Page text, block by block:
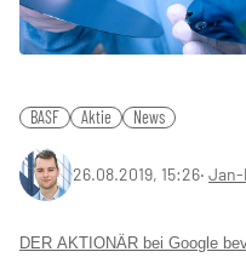
BASF Aktie News
26.08.2019, 15:26‧ Jan-
DER AKTIONÄR bei Google